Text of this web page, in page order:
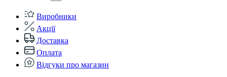
Виробники
Акції
Доставка
Оплата
Відгуки про магазин